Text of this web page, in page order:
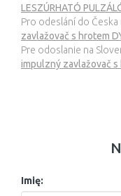
LESZÚRHATÓ
Pro odeslání do Česka
zavlažovač s hrotem
Pre odoslanie na
impulzný zavlažovač s
Imię: